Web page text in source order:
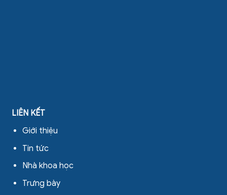
LIÊN KẾT
Giới thiệu
Tin tức
Nhà khoa học
Trưng bày